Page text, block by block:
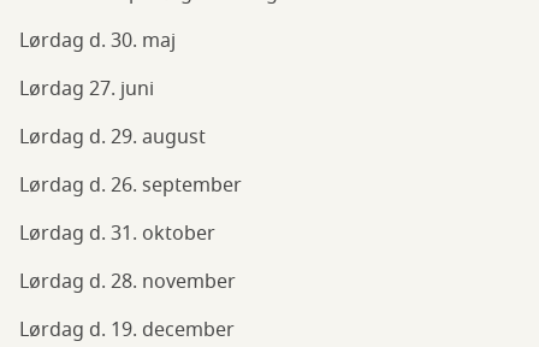
Lørdag d. 30. maj
Lørdag 27. juni
Lørdag d. 29. august
Lørdag d. 26. september
Lørdag d. 31. oktober
Lørdag d. 28. november
Lørdag d. 19. december